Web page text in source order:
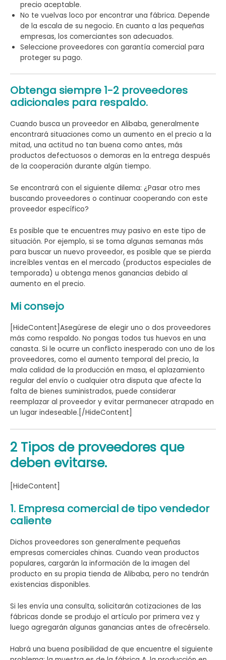
precio aceptable.
No te vuelvas loco por encontrar una fábrica. Depende
de la escala de su negocio. En cuanto a las pequeñas
empresas, los comerciantes son adecuados.
Seleccione proveedores con garantía comercial para
proteger su pago.
Obtenga siempre 1-2 proveedores
adicionales para respaldo.
Cuando busca un proveedor en Alibaba, generalmente
encontrará situaciones como un aumento en el precio a la
mitad, una actitud no tan buena como antes, más
productos defectuosos o demoras en la entrega después
de la cooperación durante algún tiempo.
Se encontrará con el siguiente dilema: ¿Pasar otro mes
buscando proveedores o continuar cooperando con este
proveedor específico?
Es posible que te encuentres muy pasivo en este tipo de
situación. Por ejemplo, si se toma algunas semanas más
para buscar un nuevo proveedor, es posible que se pierda
increíbles ventas en el mercado (productos especiales de
temporada) u obtenga menos ganancias debido al
aumento en el precio.
Mi consejo
[HideContent]Asegúrese de elegir uno o dos proveedores
más como respaldo. No pongas todos tus huevos en una
canasta. Si le ocurre un conflicto inesperado con uno de los
proveedores, como el aumento temporal del precio, la
mala calidad de la producción en masa, el aplazamiento
regular del envío o cualquier otra disputa que afecte la
falta de bienes suministrados, puede considerar
reemplazar al proveedor y evitar permanecer atrapado en
un lugar indeseable.[/HideContent]
2 Tipos de proveedores que
deben evitarse.
[HideContent]
1. Empresa comercial de tipo vendedor
caliente
Dichos proveedores son generalmente pequeñas
empresas comerciales chinas. Cuando vean productos
populares, cargarán la información de la imagen del
producto en su propia tienda de Alibaba, pero no tendrán
existencias disponibles.
Si les envía una consulta, solicitarán cotizaciones de las
fábricas donde se produjo el artículo por primera vez y
luego agregarán algunas ganancias antes de ofrecérselo.
Habrá una buena posibilidad de que encuentre el siguiente